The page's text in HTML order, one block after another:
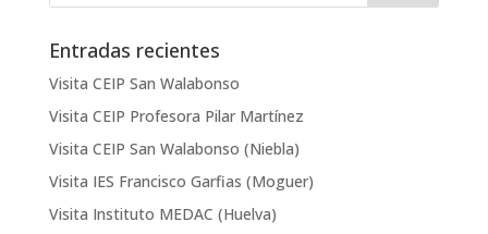
Entradas recientes
Visita CEIP San Walabonso
Visita CEIP Profesora Pilar Martínez
Visita CEIP San Walabonso (Niebla)
Visita IES Francisco Garfias (Moguer)
Visita Instituto MEDAC (Huelva)